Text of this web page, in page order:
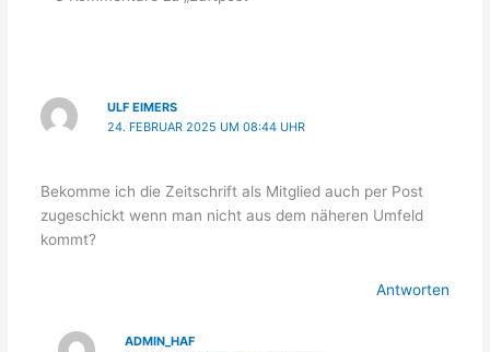
ULF EIMERS
24. FEBRUAR 2025 UM 08:44 UHR
Bekomme ich die Zeitschrift als Mitglied auch per Post
zugeschickt wenn man nicht aus dem näheren Umfeld
kommt?
Antworten
ADMIN_HAF